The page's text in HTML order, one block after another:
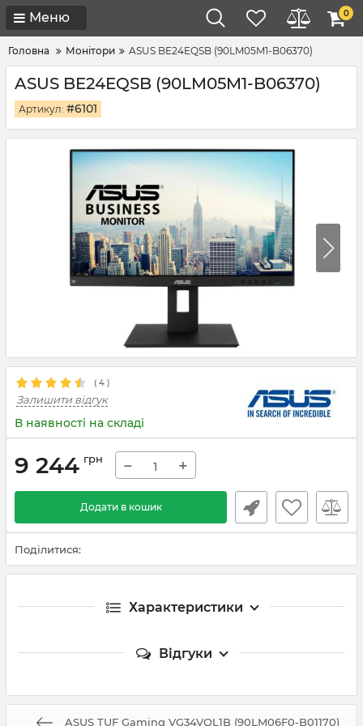
Меню 0
Головна Монітори ASUS BE24EQSB (90LM05M1-B06370)
ASUS BE24EQSB (90LM05M1-B06370)
Артикул: #6101
( 4 )
Залишити відгук
В наявності на складі
9 244 грн − +
Додати в кошик
Поділитися:
Характеристики
Відгуки
ASUS TUF Gaming VG34VQL1B (90LM06F0-B01170)